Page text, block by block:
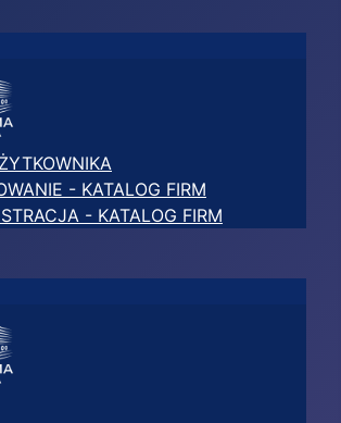
- KATALOG FIRM
- KATALOG FIRM